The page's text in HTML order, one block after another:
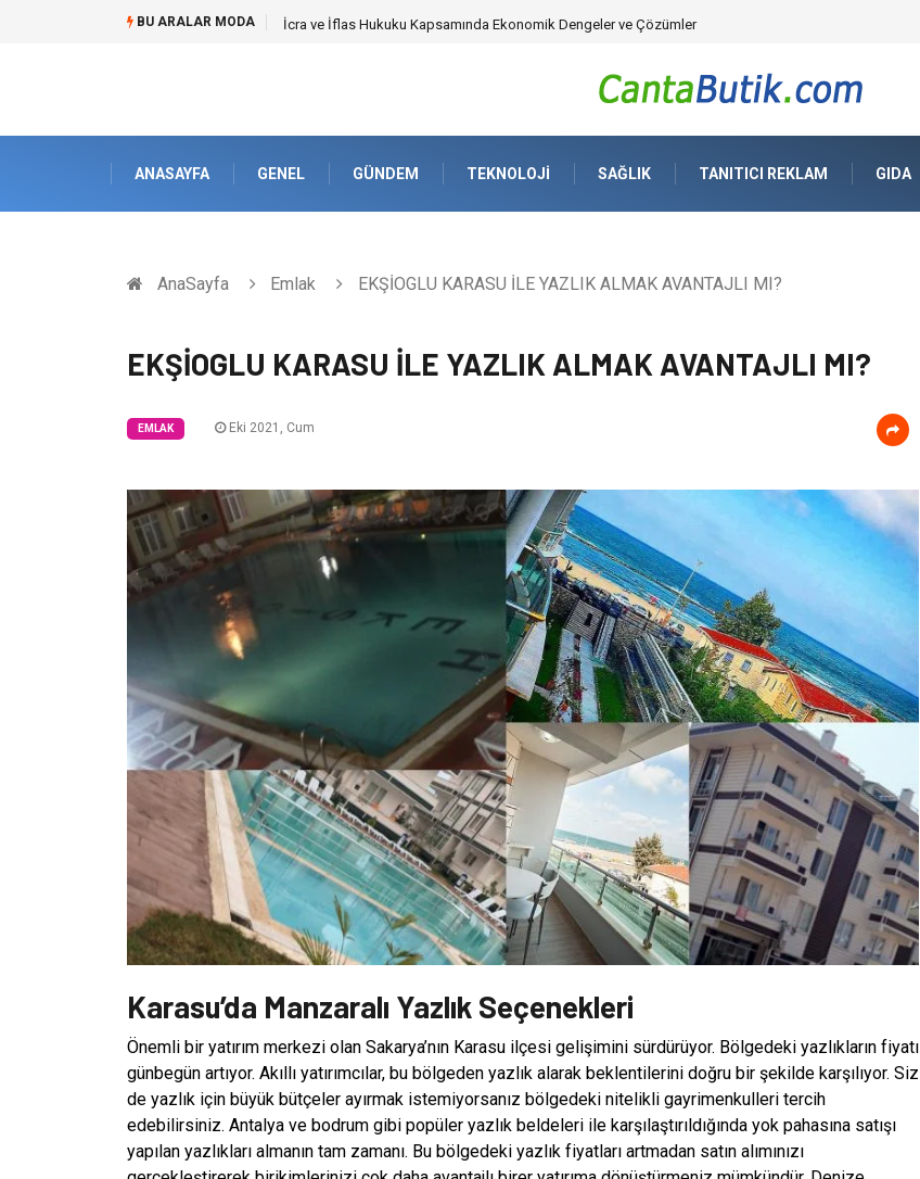
BU ARALAR MODA Cybersecurity Solutions (Siber Güvenlik Çözümleri) ve Dijital Altyapıda Görünmeyen Tehlikeler
ANASAYFA GENEL GÜNDEM TEKNOLOJI SAĞLIK TANITICI REKLAM GIDA
AnaSayfa Emlak EKŞİOGLU KARASU İLE YAZLIK ALMAK AVANTAJLI MI?
EKŞİOGLU KARASU İLE YAZLIK ALMAK AVANTAJLI MI?
EMLAK Eki 2021, Cum
Karasu’da Manzaralı Yazlık Seçenekleri
Önemli bir yatırım merkezi olan Sakarya’nın Karasu ilçesi gelişimini sürdürüyor. Bölgedeki yazlıkların fiyatı
günbegün artıyor. Akıllı yatırımcılar, bu bölgeden yazlık alarak beklentilerini doğru bir şekilde karşılıyor. Siz
de yazlık için büyük bütçeler ayırmak istemiyorsanız bölgedeki nitelikli gayrimenkulleri tercih
edebilirsiniz. Antalya ve bodrum gibi popüler yazlık beldeleri ile karşılaştırıldığında yok pahasına satışı
yapılan yazlıkları almanın tam zamanı. Bu bölgedeki yazlık fiyatları artmadan satın alımınızı